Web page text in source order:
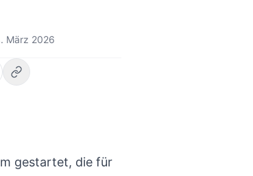
März 2026
gestartet, die für